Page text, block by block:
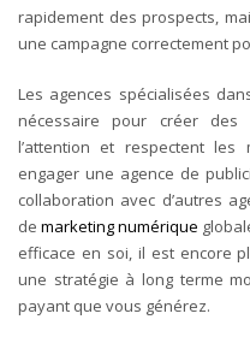
rapidement des prospects,
une campagne correctement
Les agences spécialisées
nécessaire pour créer des
l’attention et respectent les
engager une agence de
collaboration avec d’autres
de marketing numérique
efficace en soi, il est encore
une stratégie à long terme
payant que vous générez.